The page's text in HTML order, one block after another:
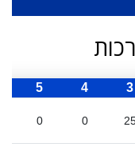
3
4
5
0
0